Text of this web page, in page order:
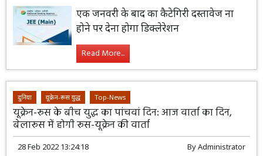
एक जनवरी के बाद का कैटेगिरी दस्तावेज ना
होने पर देना होगा डिक्लेरेशन
Read More...
दुनिया यूक्रेन-रूस युद्ध Top-News
यूक्रेन-रूस के बीच युद्ध का पांचवां दिन: आज वार्ता का दिन,
बेलारूस में होगी रूस-यूक्रेन की वार्ता
28 Feb 2022 13:24:18 ByAdministrator